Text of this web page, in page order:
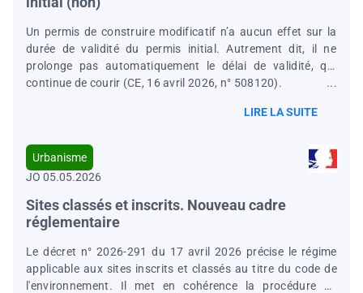
Un permis de construire modificatif n’a aucun effet sur la
durée de validité du permis initial. Autrement dit, il ne
prolonge pas automatiquement le délai de validité, qui
continue de courir (CE, 16 avril 2026, n° 508120).
LIRE LA SUITE
Urbanisme
JO 05.05.2026
Sites classés et inscrits. Nouveau cadre
réglementaire
Le décret n° 2026-291 du 17 avril 2026 précise le régime
applicable aux sites inscrits et classés au titre du code de
l'environnement. Il met en cohérence la procédure de